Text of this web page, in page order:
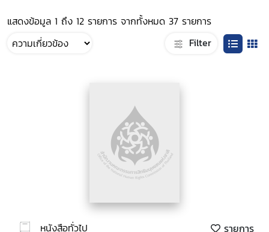
แสดงข้อมูล 1 ถึง 12 รายการ จากทั้งหมด 37 รายการ
Filter
หนังสือทั่วไป
รายการ